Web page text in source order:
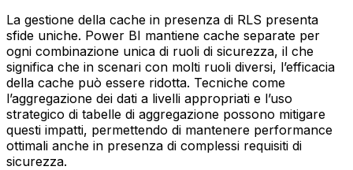
La gestione della cache in presenza di RLS presenta
sfide uniche. Power BI mantiene cache separate per
ogni combinazione unica di ruoli di sicurezza, il che
significa che in scenari con molti ruoli diversi, l’efficacia
della cache può essere ridotta. Tecniche come
l’aggregazione dei dati a livelli appropriati e l’uso
strategico di tabelle di aggregazione possono mitigare
questi impatti, permettendo di mantenere performance
ottimali anche in presenza di complessi requisiti di
sicurezza.